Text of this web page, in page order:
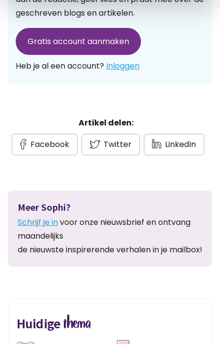
geschreven blogs en artikelen.
Gratis account aanmaken
Heb je al een account? Inloggen
Artikel delen:
Facebook
Twitter LinkedIn
Meer Sophi?
Schrijf je invoor onze nieuwsbrief en ontvang
maandelijks
de nieuwste inspirerende verhalen in je mailbox!
Huidigethema